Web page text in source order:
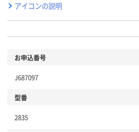
アイコンの説明
お申込番号
J687097
型番
2835